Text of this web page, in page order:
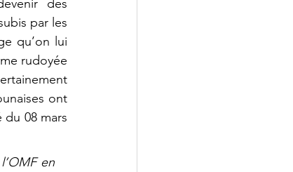
des
par les
qu’on lui
rudoyée
ont
du 08 mars
en